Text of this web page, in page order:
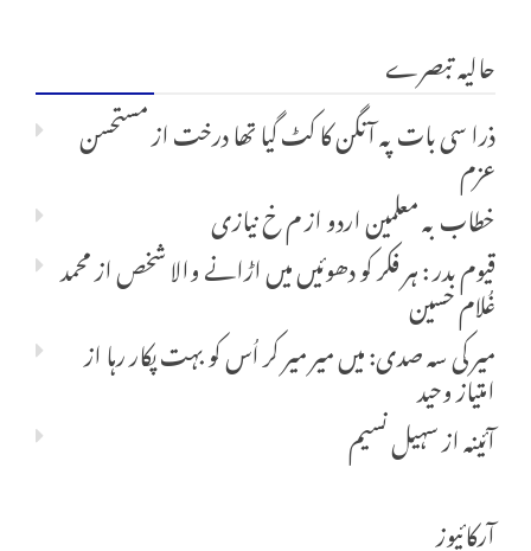
حالیہ تبصرے
ذرا سی بات پہ آنگن کا کٹ گیا تھا درختازمستحسن
عزم
خطاب بہ معلمین اردوازم خ نیازی
قیوم بدر : ہر فکر کو دھوئیں میں اڑانے والا شخصازمحمد
غُلام حسین
میر کی سہ صدی: میں میر میر کر اُس کو بہت پکار رہااز
امتیاز وحید
آئینہازسہیل نسیم
آرکائیوز